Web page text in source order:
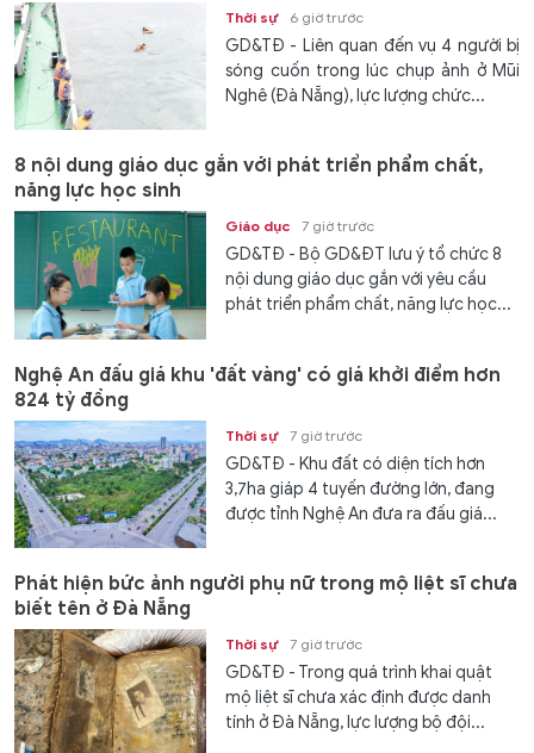
Thời sự 6 giờ trước
GD&TĐ - Liên quan đến vụ 4 người bị
sóng cuốn trong lúc chụp ảnh ở Mũi
Nghê (Đà Nẵng), lực lượng chức...
8 nội dung giáo dục gắn với phát triển phẩm chất,
năng lực học sinh
Giáo dục 7 giờ trước
GD&TĐ - Bộ GD&ĐT lưu ý tổ chức 8
nội dung giáo dục gắn với yêu cầu
phát triển phẩm chất, năng lực học...
Nghệ An đấu giá khu 'đất vàng' có giá khởi điểm hơn
824 tỷ đồng
Thời sự 7 giờ trước
GD&TĐ - Khu đất có diện tích hơn
3,7ha giáp 4 tuyến đường lớn, đang
được tỉnh Nghệ An đưa ra đấu giá...
Phát hiện bức ảnh người phụ nữ trong mộ liệt sĩ chưa
biết tên ở Đà Nẵng
Thời sự 7 giờ trước
GD&TĐ - Trong quá trình khai quật
mộ liệt sĩ chưa xác định được danh
tính ở Đà Nẵng, lực lượng bộ đội...